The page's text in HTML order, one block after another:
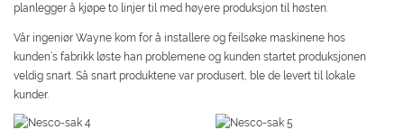
planlegger å kjøpe to linjer til med høyere produksjon til høsten.
Vår ingeniør Wayne kom for å installere og feilsøke maskinene hos
kunden’s fabrikk løste han problemene og kunden startet produksjonen
veldig snart. Så snart produktene var produsert, ble de levert til lokale
kunder.